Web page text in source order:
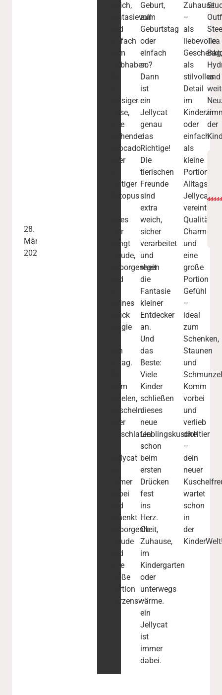
28.
März
2025
weich,
fantasievoll
und
einfach
zum
Liebhaben.
tapsiger
Hase,
eine
lachende
Avocado
oder
mutiger
Oktopus
jedes
Tier
bringt
Freude,
Geborgenheit
und
kleines
Stück
Magie
den
Alltag.
beim
Spielen,
Kuscheln
oder
Einschlafen
Jellycat
immer
dabei
und
schenkt
Geborgenheit,
Freude
und
eine
große
Portion
Herzenswärme.
Geburt,
zum
Geburtstag
oder
einfach
so?
Dann
ist
ein
Jellycat
genau
das
Richtige!
Die
tierischen
Freunde
sind
extra
weich,
sicher
verarbeitet
und
regen
die
Fantasie
kleiner
Entdecker
an.
Und
das
Beste:
Viele
Kinder
schließen
dieses
neue
Lieblingskuscheltier
schon
beim
ersten
Drücken
fest
ins
Herz.
Ob
Zuhause,
im
Kindergarten
oder
unterwegs
–
ein
Jellycat
ist
immer
dabei.
Zuhause
–
als
liebevolle
als
stilvolles
Detail
im
oder
einfach
als
kleine
Portion
Jellycat
vereint
Qualität,
Charme
und
eine
große
Portion
Gefühl
–
ideal
zum
Schenken,
Staunen
und
Komm
vorbei
und
verlieb
dich
–
dein
neuer
wartet
schon
in
der
Tea
und
in
der